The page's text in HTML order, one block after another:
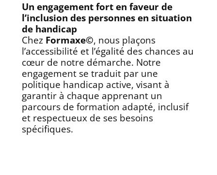
Un engagement fort en faveur de
l’inclusion des personnes en situation
de handicap
Chez Formaxe©, nous plaçons
l’accessibilité et l’égalité des chances au
cœur de notre démarche. Notre
engagement se traduit par une
politique handicap active, visant à
garantir à chaque apprenant un
parcours de formation adapté, inclusif
et respectueux de ses besoins
spécifiques.